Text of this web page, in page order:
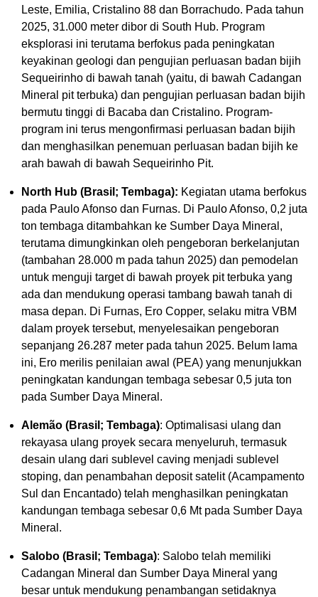
Leste, Emilia, Cristalino 88 dan Borrachudo. Pada tahun
2025, 31.000 meter dibor di South Hub. Program
eksplorasi ini terutama berfokus pada peningkatan
keyakinan geologi dan pengujian perluasan badan bijih
Sequeirinho di bawah tanah (yaitu, di bawah Cadangan
Mineral pit terbuka) dan pengujian perluasan badan bijih
bermutu tinggi di Bacaba dan Cristalino. Program-
program ini terus mengonfirmasi perluasan badan bijih
dan menghasilkan penemuan perluasan badan bijih ke
arah bawah di bawah Sequeirinho Pit.
North Hub (Brasil; Tembaga): Kegiatan utama berfokus
pada Paulo Afonso dan Furnas. Di Paulo Afonso, 0,2 juta
ton tembaga ditambahkan ke Sumber Daya Mineral,
terutama dimungkinkan oleh pengeboran berkelanjutan
(tambahan 28.000 m pada tahun 2025) dan pemodelan
untuk menguji target di bawah proyek pit terbuka yang
ada dan mendukung operasi tambang bawah tanah di
masa depan. Di Furnas, Ero Copper, selaku mitra VBM
dalam proyek tersebut, menyelesaikan pengeboran
sepanjang 26.287 meter pada tahun 2025. Belum lama
ini, Ero merilis penilaian awal (PEA) yang menunjukkan
peningkatan kandungan tembaga sebesar 0,5 juta ton
pada Sumber Daya Mineral.
Alemão (Brasil; Tembaga): Optimalisasi ulang dan
rekayasa ulang proyek secara menyeluruh, termasuk
desain ulang dari sublevel caving menjadi sublevel
stoping, dan penambahan deposit satelit (Acampamento
Sul dan Encantado) telah menghasilkan peningkatan
kandungan tembaga sebesar 0,6 Mt pada Sumber Daya
Mineral.
Salobo (Brasil; Tembaga): Salobo telah memiliki
Cadangan Mineral dan Sumber Daya Mineral yang
besar untuk mendukung penambangan setidaknya